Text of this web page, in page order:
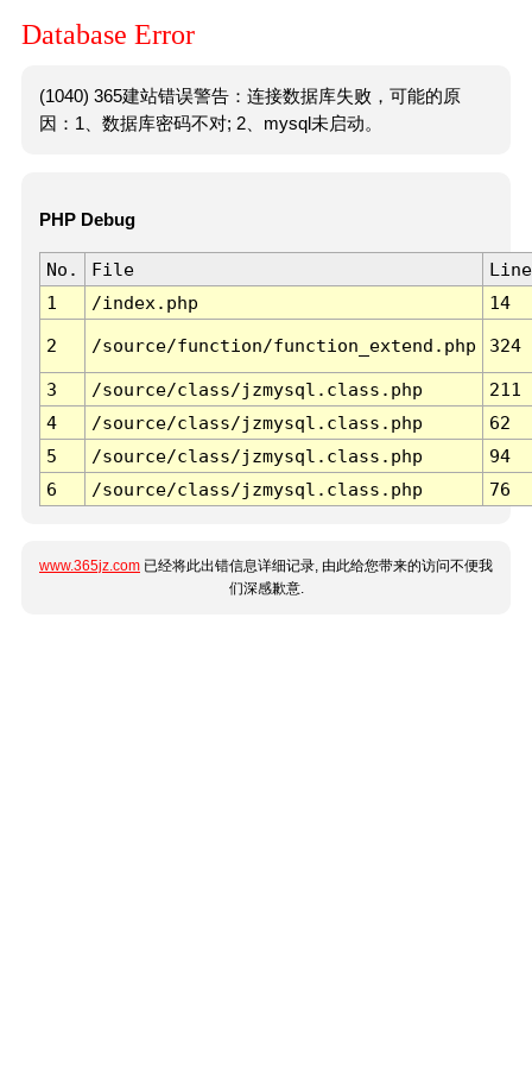
Database Error
(1040) 365建站错误警告：连接数据库失败，可能的原
因：1、数据库密码不对; 2、mysql未启动。
PHP Debug
No. File
Line
1
/index.php 14
2 /source/function/function_extend.php 324
3 /source/class/jzmysql.class.php
211
4
/source/class/jzmysql.class.php
62
5
/source/class/jzmysql.class.php
94
6
/source/class/jzmysql.class.php 76
www.365jz.com 已经将此出错信息详细记录, 由此给您带来的访问不便我
们深感歉意.